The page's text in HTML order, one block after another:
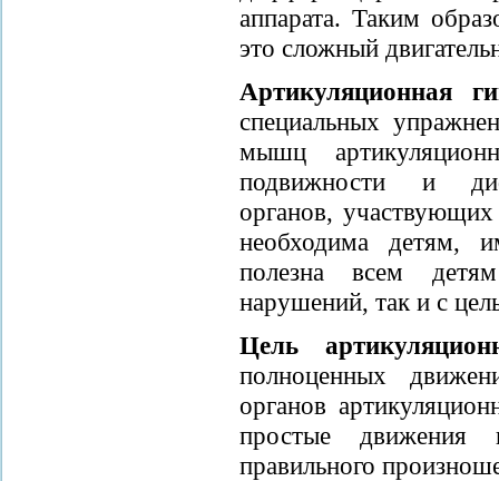
аппарата. Таким
это сложный
Артикуляционная
специальных
мышц
подвижности и
органов,
необходима детям,
полезна всем
нарушений, так и с
Цель
полноценных
органов
простые движения
правильного